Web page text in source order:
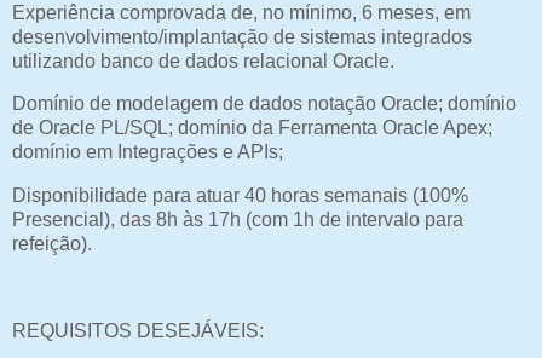
Experiência comprovada de, no mínimo, 6 meses, em
desenvolvimento/implantação de sistemas integrados
utilizando banco de dados relacional Oracle.
Domínio de modelagem de dados notação Oracle; domínio
de Oracle PL/SQL; domínio da Ferramenta Oracle Apex;
domínio em Integrações e APIs;
Disponibilidade para atuar 40 horas semanais (100%
Presencial), das 8h às 17h (com 1h de intervalo para
refeição).
REQUISITOS DESEJÁVEIS: